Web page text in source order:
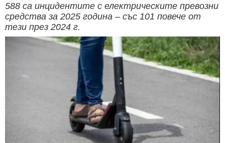
588 са инцидентите с електрическите превозни
средства за 2025 година – със 101 повече от
тези през 2024 г.